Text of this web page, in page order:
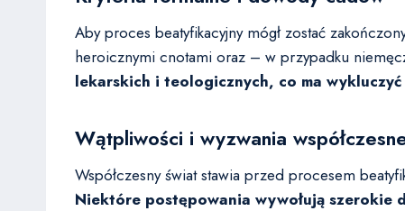
Aby proces beatyfikacyjny mógł zostać
heroicznymi cnotami oraz – w przypadku
lekarskich i teologicznych, co ma
Wątpliwości i wyzwania
Współczesny świat stawia przed procesem
Niektóre postępowania wywołują szerokie